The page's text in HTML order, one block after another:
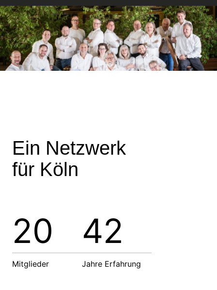
Ein Netzwerk
für Köln
20
Mitglieder
42
Jahre Erfahrung